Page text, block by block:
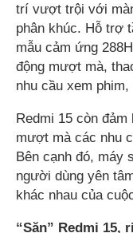
trí vượt trội với
phân khúc. Hỗ trợ
mẫu cảm ứng
động mượt mà,
nhu cầu xem
Redmi 15 còn đảm
mượt mà các nhu
Bên cạnh đó, máy
người dùng yên
khác nhau của
“Săn” Redmi 15,